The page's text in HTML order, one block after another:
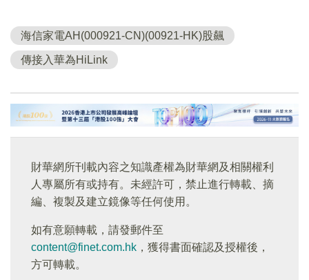
海信家電AH(000921-CN)(00921-HK)股飆
傳接入華為HiLink
財華網所刊載內容之知識產權為財華網及相關權利
人專屬所有或持有。未經許可，禁止進行轉載、摘
編、複製及建立鏡像等任何使用。
如有意願轉載，請發郵件至
content@finet.com.hk ，獲得書面確認及授權後，
方可轉載。